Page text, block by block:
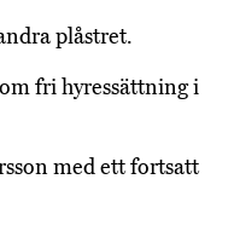
plåstret.
fri hyressättning i
med ett fortsatt